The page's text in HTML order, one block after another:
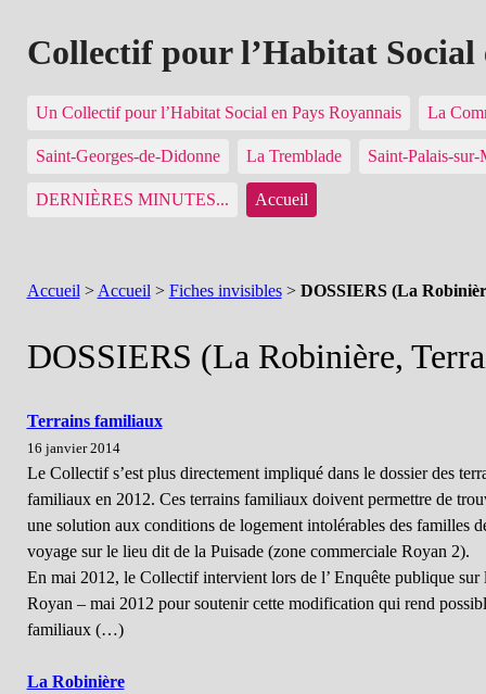
Collectif pour l’Habitat Social
Un Collectif pour l’Habitat Social en Pays Royannais La
Saint-Georges-de-Didonne La Tremblade Saint-Palais-sur-
DERNIÈRES MINUTES... Accueil
Accueil > Accueil > Fiches invisibles> DOSSIERS (La
DOSSIERS (La Robinière,
Terrains familiaux
16 janvier 2014
Le Collectif s’est plus directement impliqué dans le dossier des
familiaux en 2012. Ces terrains familiaux doivent permettre de
une solution aux conditions de logement intolérables des familles
voyage sur le lieu dit de la Puisade (zone commerciale Royan 2).
En mai 2012, le Collectif intervient lors de l’ Enquête publique
Royan – mai 2012 pour soutenir cette modification qui rend
familiaux (…)
La Robinière